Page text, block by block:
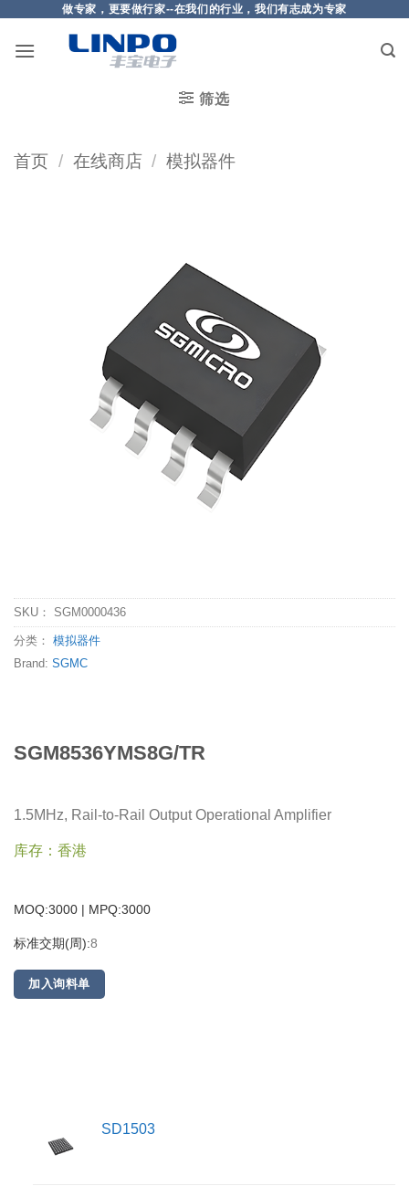
做专家，更要做行家--在我们的行业，我们有志成为专家
筛选
首页 / 在线商店 / 模拟器件
SKU： SGM0000436
分类： 模拟器件
Brand: SGMC
SGM8536YMS8G/TR
1.5MHz, Rail-to-Rail Output Operational Amplifier
库存：香港
MOQ:3000 | MPQ:3000
标准交期(周):8
加入询料单
SD1503